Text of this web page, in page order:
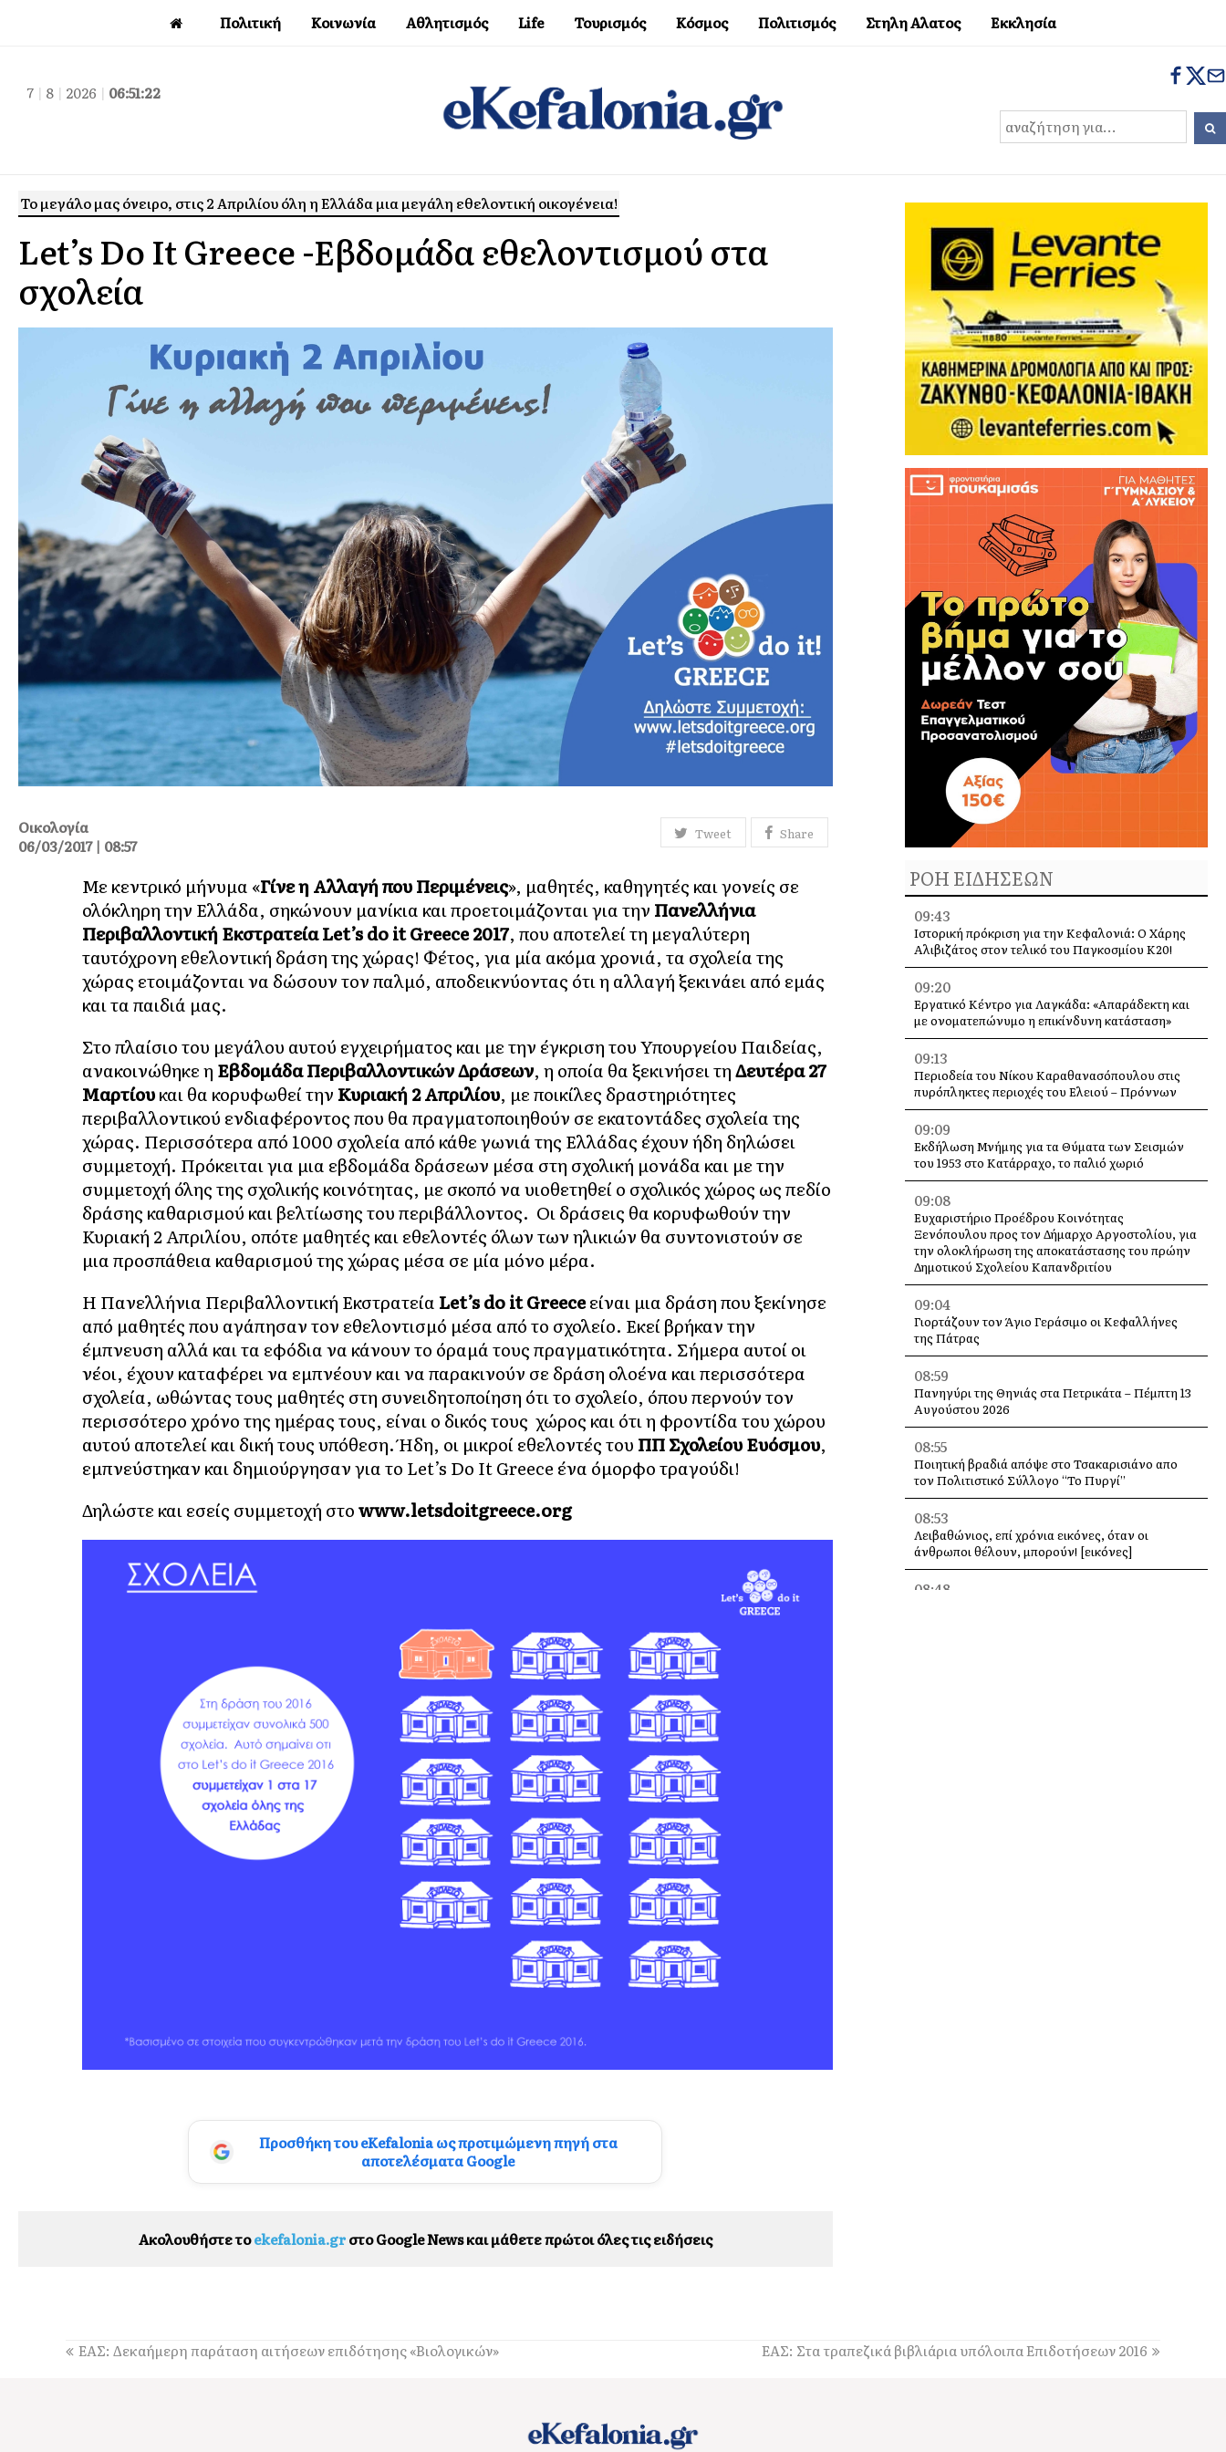
Πολιτική Κοινωνία Αθλητισμός Life Τουρισμός Κόσμος Πολιτισμός Στηλη Αλατος Εκκλησία
7 | 8 | 2026 | 06:51:23
Το μεγάλο μας όνειρο, στις 2 Απριλίου όλη η Ελλάδα μια μεγάλη εθελοντική οικογένεια!
Let’s Do It Greece -Εβδομάδα εθελοντισμού στα
σχολεία
Tweet Share
Οικολογία
06/03/2017 | 08:57
Με κεντρικό μήνυμα «Γίνε η Αλλαγή που Περιμένεις», μαθητές, καθηγητές και γονείς σε
ολόκληρη την Ελλάδα, σηκώνουν μανίκια και προετοιμάζονται για την Πανελλήνια
Περιβαλλοντική ΕκστρατείαLet’sdoitGreece2017, που αποτελεί τη μεγαλύτερη
ταυτόχρονη εθελοντική δράση της χώρας! Φέτος, για μία ακόμα χρονιά, τα σχολεία της
χώρας ετοιμάζονται να δώσουν τον παλμό, αποδεικνύοντας ότι η αλλαγή ξεκινάει από εμάς
και τα παιδιά μας.
Στο πλαίσιο του μεγάλου αυτού εγχειρήματος και με την έγκριση του Υπουργείου Παιδείας,
ανακοινώθηκε η Εβδομάδα Περιβαλλοντικών Δράσεων, η οποία θα ξεκινήσει τηΔευτέρα 27
Μαρτίουκαι θα κορυφωθεί την Κυριακή 2 Απριλίου, με ποικίλες δραστηριότητες
περιβαλλοντικού ενδιαφέροντος που θα πραγματοποιηθούν σε εκατοντάδες σχολεία της
χώρας. Περισσότερα από 1000 σχολεία από κάθε γωνιά της Ελλάδας έχουν ήδη δηλώσει
συμμετοχή. Πρόκειται για μια εβδομάδα δράσεων μέσα στη σχολική μονάδα και με την
συμμετοχή όλης της σχολικής κοινότητας, με σκοπό να υιοθετηθεί ο σχολικός χώρος ως πεδίο
δράσης καθαρισμού και βελτίωσης του περιβάλλοντος. Οι δράσεις θα κορυφωθούν την
Κυριακή 2 Απριλίου, οπότε μαθητές και εθελοντές όλων των ηλικιών θα συντονιστούν σε
μια προσπάθεια καθαρισμού της χώρας μέσα σε μία μόνο μέρα.
Η Πανελλήνια Περιβαλλοντική Εκστρατεία Let’s do it Greeceείναι μια δράση που ξεκίνησε
από μαθητές που αγάπησαν τον εθελοντισμό μέσα από το σχολείο. Εκεί βρήκαν την
έμπνευση αλλά και τα εφόδια να κάνουν το όραμά τους πραγματικότητα. Σήμερα αυτοί οι
νέοι, έχουν καταφέρει να εμπνέουν και να παρακινούν σε δράση ολοένα και περισσότερα
σχολεία, ωθώντας τους μαθητές στη συνειδητοποίηση ότι το σχολείο, όπου περνούν τον
περισσότερο χρόνο της ημέρας τους, είναι ο δικός τους χώρος και ότι η φροντίδα του χώρου
αυτού αποτελεί και δική τους υπόθεση. Ήδη, οι μικροί εθελοντές του ΠΠ Σχολείου Ευόσμου,
εμπνεύστηκαν και δημιούργησαν για τo Let’s Do It Greece ένα όμορφο τραγούδι!
Δηλώστε και εσείς συμμετοχή στοwww.letsdoitgreece.org
Προσθήκη του eKefalonia ως προτιμώμενη πηγή στα
αποτελέσματα Google
Ακολουθήστε τοekefalonia.grστο Google News και μάθετε πρώτοι όλες τις ειδήσεις
ΡΟΗ ΕΙΔΗΣΕΩΝ
09:43
Ιστορική πρόκριση για την Κεφαλονιά: Ο Χάρης
Αλιβιζάτος στον τελικό του Παγκοσμίου Κ20!
09:20
Εργατικό Κέντρο για Λαγκάδα: «Απαράδεκτη και
με ονοματεπώνυμο η επικίνδυνη κατάσταση»
09:13
Περιοδεία του Νίκου Καραθανασόπουλου στις
πυρόπληκτες περιοχές του Ελειού – Πρόννων
09:09
Εκδήλωση Μνήμης για τα Θύματα των Σεισμών
του 1953 στο Κατάρραχο, το παλιό χωριό
09:08
Ευχαριστήριο Προέδρου Κοινότητας
Ξενόπουλου προς τον Δήμαρχο Αργοστολίου, για
την ολοκλήρωση της αποκατάστασης του πρώην
Δημοτικού Σχολείου Καπανδριτίου
09:04
Γιορτάζουν τον Άγιο Γεράσιμο οι Κεφαλλήνες
της Πάτρας
08:59
Πανηγύρι της Θηνιάς στα Πετρικάτα – Πέμπτη 13
Αυγούστου 2026
08:55
Ποιητική βραδιά απόψε στο Τσακαρισιάνο απο
τον Πολιτιστικό Σύλλογο “Το Πυργί”
08:53
Λειβαθώνιος, επί χρόνια εικόνες, όταν οι
άνθρωποι θέλουν, μπορούν! [εικόνες]
08:48
[εικόνες +βίντεο]
ΕΑΣ: Δεκαήμερη παράταση αιτήσεων επιδότησης «Βιολογικών» ΕΑΣ: Στα τραπεζικά βιβλιάρια υπόλοιπα Επιδοτήσεων 2016